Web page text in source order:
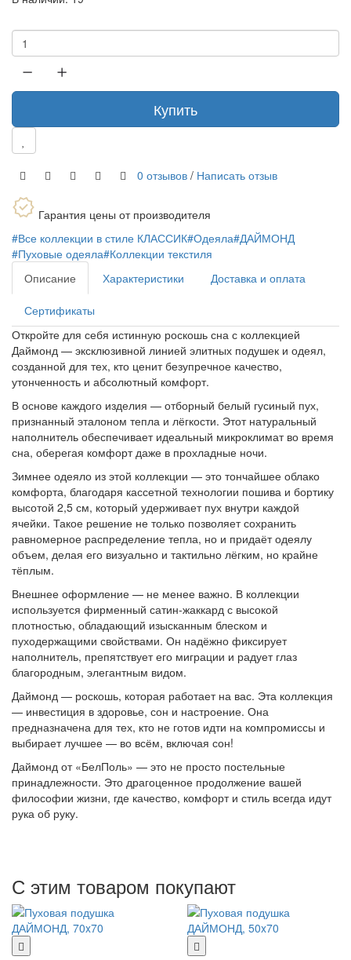
Купить
0 отзывов / Написать отзыв
Гарантия цены от производителя
#Все коллекции в стиле КЛАССИК#Одеяла#ДАЙМОНД
#Пуховые одеяла#Коллекции текстиля
Описание
Характеристики Доставка и оплата
Сертификаты
Откройте для себя истинную роскошь сна с коллекцией
Даймонд — эксклюзивной линией элитных подушек и одеял,
созданной для тех, кто ценит безупречное качество,
утонченность и абсолютный комфорт.
В основе каждого изделия — отборный белый гусиный пух,
признанный эталоном тепла и лёгкости. Этот натуральный
наполнитель обеспечивает идеальный микроклимат во время
сна, оберегая комфорт даже в прохладные ночи.
Зимнее одеяло из этой коллекции — это тончайшее облако
комфорта, благодаря кассетной технологии пошива и бортику
высотой 2,5 см, который удерживает пух внутри каждой
ячейки. Такое решение не только позволяет сохранить
равномерное распределение тепла, но и придаёт одеялу
объем, делая его визуально и тактильно лёгким, но крайне
тёплым.
Внешнее оформление — не менее важно. В коллекции
используется фирменный сатин-жаккард с высокой
плотностью, обладающий изысканным блеском и
пуходержащими свойствами. Он надёжно фиксирует
наполнитель, препятствует его миграции и радует глаз
благородным, элегантным видом.
Даймонд — роскошь, которая работает на вас. Эта коллекция
— инвестиция в здоровье, сон и настроение. Она
предназначена для тех, кто не готов идти на компромиссы и
выбирает лучшее — во всём, включая сон!
Даймонд от «БелПоль» — это не просто постельные
принадлежности. Это драгоценное продолжение вашей
философии жизни, где качество, комфорт и стиль всегда идут
рука об руку.
С этим товаром покупают